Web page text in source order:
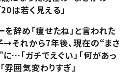
は若く見える」
を辞め「痩せたね」と言われた
→それから7年後、現在の“まさ
…「ガチでえぐい」「何があっ
雰囲気変わりすぎ」